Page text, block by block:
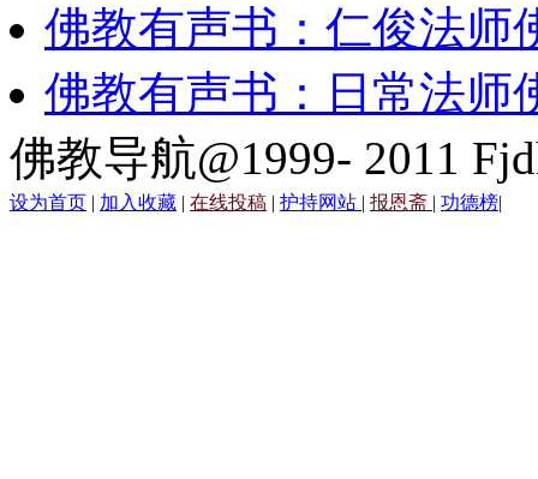
佛教有声书：仁俊法师
佛教有声书：日常法师
佛教导航@1999- 2011
设为首页 | 加入收藏 | 在线投稿 | 护持网站 | 报恩斋 | 功德榜|